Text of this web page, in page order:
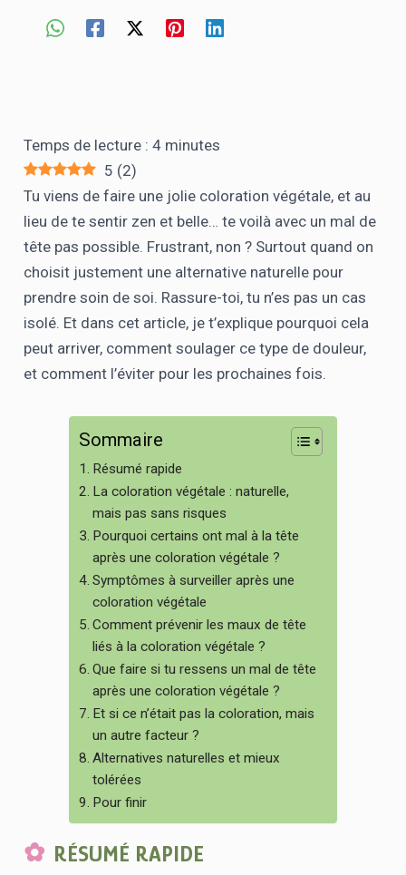
Temps de lecture :4 minutes
5 (2)
Tu viens de faire une jolie coloration végétale, et au
lieu de te sentir zen et belle… te voilà avec un mal de
tête pas possible. Frustrant, non ? Surtout quand on
choisit justement une alternative naturelle pour
prendre soin de soi. Rassure-toi, tu n’es pas un cas
isolé. Et dans cet article, je t’explique pourquoi cela
peut arriver, comment soulager ce type de douleur,
et comment l’éviter pour les prochaines fois.
Sommaire
Résumé rapide
La coloration végétale : naturelle,
mais pas sans risques
Pourquoi certains ont mal à la tête
après une coloration végétale ?
Symptômes à surveiller après une
coloration végétale
Comment prévenir les maux de tête
liés à la coloration végétale ?
Que faire si tu ressens un mal de tête
après une coloration végétale ?
Et si ce n’était pas la coloration, mais
un autre facteur ?
Alternatives naturelles et mieux
tolérées
Pour finir
RÉSUMÉ RAPIDE